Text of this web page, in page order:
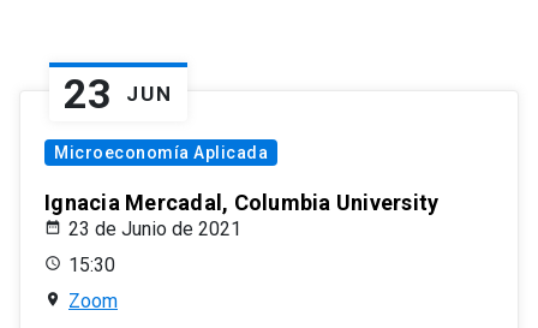
23 JUN
Microeconomía Aplicada
Ignacia Mercadal, Columbia University
23 de Junio de 2021
15:30
Zoom